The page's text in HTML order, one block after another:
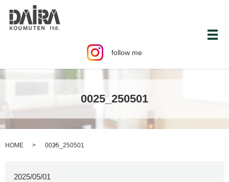
follow me
メ
0025_250501
HOME 0025_250501
2025/05/01